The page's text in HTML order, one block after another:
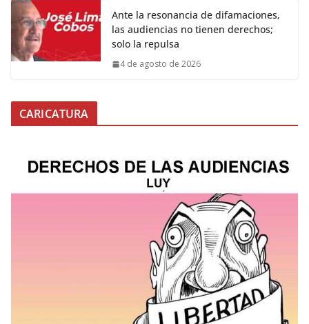
Ante la resonancia de difamaciones,
las audiencias no tienen derechos;
solo la repulsa
4 de agosto de 2026
CARICATURA